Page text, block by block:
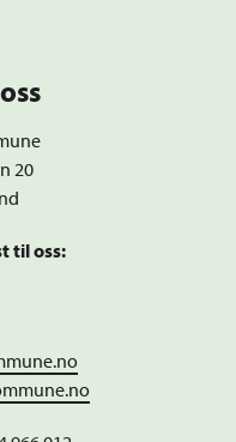
20
til oss: